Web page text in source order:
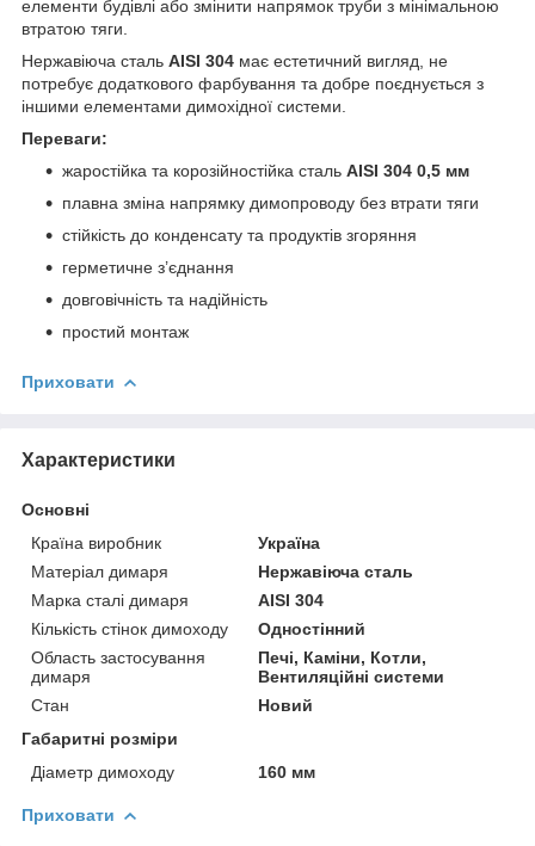
елементи будівлі або змінити напрямок труби з мінімальною
втратою тяги.
Нержавіюча сталь AISI 304 має естетичний вигляд, не
потребує додаткового фарбування та добре поєднується з
іншими елементами димохідної системи.
Переваги:
жаростійка та корозійностійка сталь AISI 304 0,5 мм
плавна зміна напрямку димопроводу без втрати тяги
стійкість до конденсату та продуктів згоряння
герметичне з’єднання
довговічність та надійність
простий монтаж
Приховати
Характеристики
Основні
Країна виробник
Україна
Матеріал димаря
Нержавіюча сталь
Марка сталі димаря
AISI 304
Кількість стінок димоходу
Одностінний
Область застосування
димаря
Печі, Каміни, Котли,
Вентиляційні системи
Стан
Новий
Габаритні розміри
Діаметр димоходу
160 мм
Приховати